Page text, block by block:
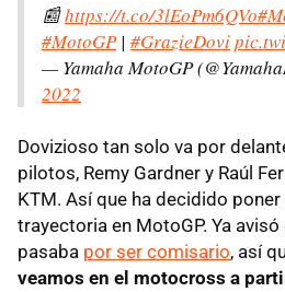
📰https://t.co/3lEoPm6QVo
#MotoGP| #GrazieDovi
— Yamaha MotoGP
2022
Dovizioso tan solo va por
pilotos, Remy Gardner y Raúl
KTM. Así que ha decidido
trayectoria en MotoGP. Ya
pasaba por ser comisario, así
veamos en el motocross a